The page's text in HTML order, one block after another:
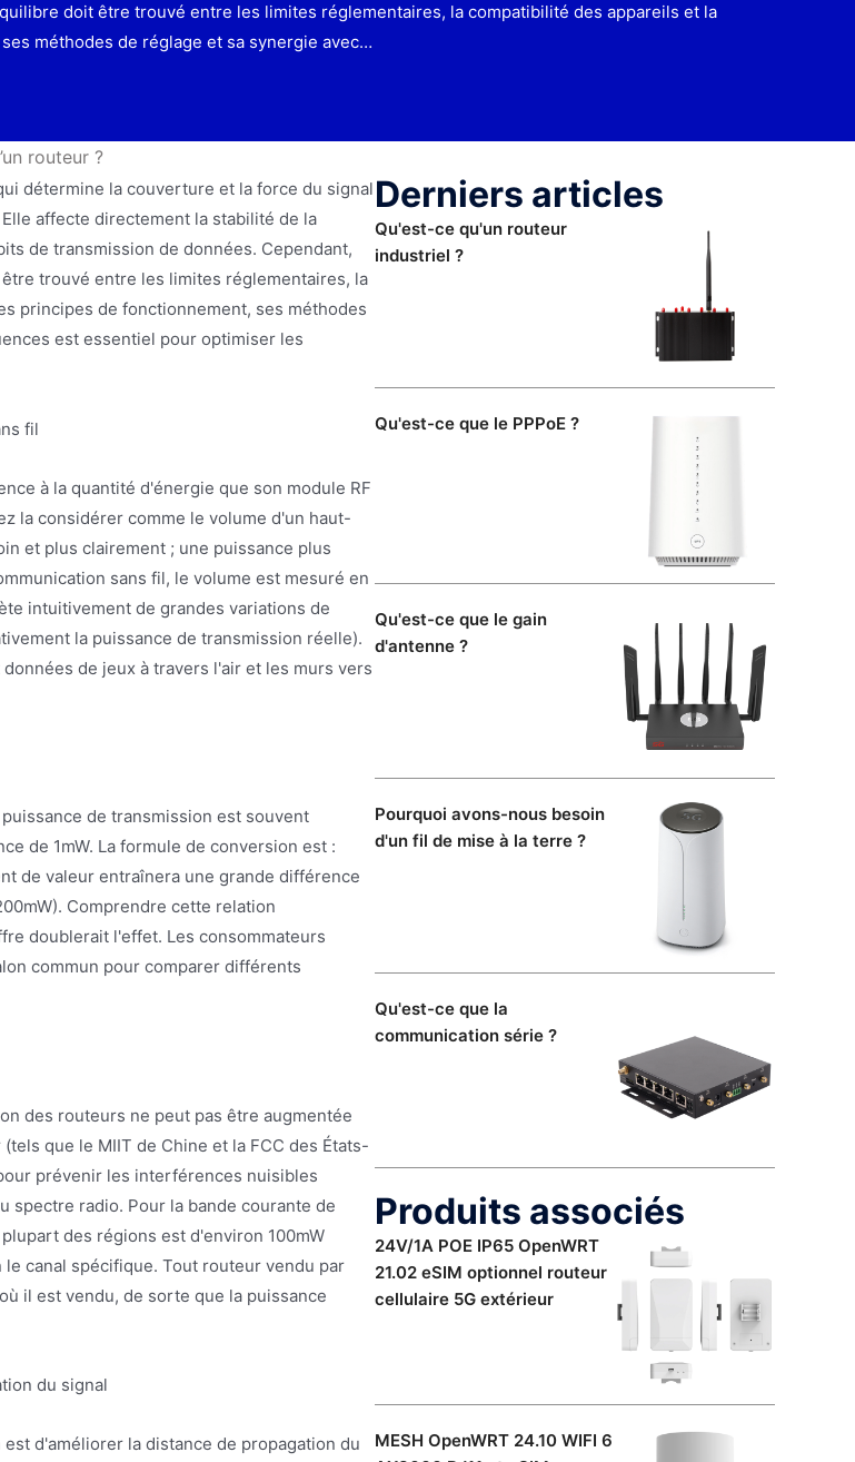
doit être trouvé entre les limites réglementaires, la compatibilité des appareils et la
méthodes de réglage et sa synergie avec…
routeur ?
détermine la couverture et la force du signal
affecte directement la stabilité de la
de transmission de données. Cependant,
trouvé entre les limites réglementaires, la
principes de fonctionnement, ses méthodes
est essentiel pour optimiser les
fil
à la quantité d'énergie que son module RF
la considérer comme le volume d'un haut-
et plus clairement ; une puissance plus
sans fil, le volume est mesuré en
intuitivement de grandes variations de
la puissance de transmission réelle).
de jeux à travers l'air et les murs vers
de transmission est souvent
de 1mW. La formule de conversion est :
de valeur entraînera une grande différence
Comprendre cette relation
doublerait l'effet. Les consommateurs
commun pour comparer différents
des routeurs ne peut pas être augmentée
que le MIIT de Chine et la FCC des États-
prévenir les interférences nuisibles
spectre radio. Pour la bande courante de
des régions est d'environ 100mW
canal spécifique. Tout routeur vendu par
il est vendu, de sorte que la puissance
du signal
d'améliorer la distance de propagation du
Derniers articles
Qu'est-ce qu'un routeur
industriel ?
Qu'est-ce que le PPPoE ?
Qu'est-ce que le gain
d'antenne ?
Pourquoi avons-nous besoin
d'un fil de mise à la terre ?
Qu'est-ce que la
communication série ?
Produits associés
24V/1A POE IP65 OpenWRT
21.02 eSIM optionnel routeur
cellulaire 5G extérieur
MESH OpenWRT 24.10 WIFI 6